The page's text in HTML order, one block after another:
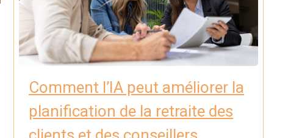
Comment l’IA peut améliorer la
planification de la retraite des